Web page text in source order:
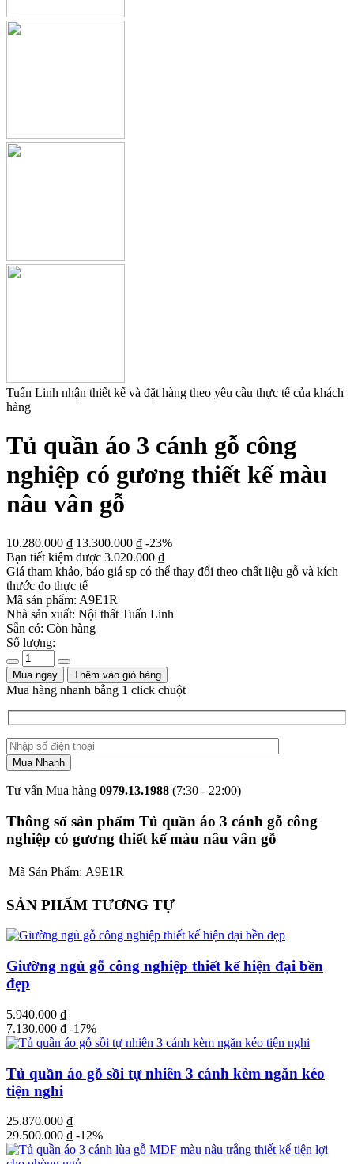
Tuấn Linh nhận thiết kế và đặt hàng theo yêu cầu thực tế của khách
hàng
Tủ quần áo 3 cánh gỗ công
nghiệp có gương thiết kế màu
nâu vân gỗ
10.280.000 ₫ 13.300.000 ₫ -23%
Bạn tiết kiệm được 3.020.000 ₫
Giá tham khảo, báo giá sp có thể thay đổi theo chất liệu gỗ và kích
thước đo thực tế
Mã sản phẩm: A9E1R
Nhà sản xuất: Nội thất Tuấn Linh
Sẵn có: Còn hàng
Số lượng:
Mua ngay Thêm vào giỏ hàng
Mua hàng nhanh bằng 1 click chuột
Tư vấn Mua hàng 0979.13.1988 (7:30 - 22:00)
Thông số sản phẩm Tủ quần áo 3 cánh gỗ công
nghiệp có gương thiết kế màu nâu vân gỗ
Mã Sản Phẩm: A9E1R
SẢN PHẨM TƯƠNG TỰ
Giường ngủ gỗ công nghiệp thiết kế hiện đại bền
đẹp
5.940.000 ₫
7.130.000 ₫ -17%
Tủ quần áo gỗ sồi tự nhiên 3 cánh kèm ngăn kéo
tiện nghi
25.870.000 ₫
29.500.000 ₫ -12%